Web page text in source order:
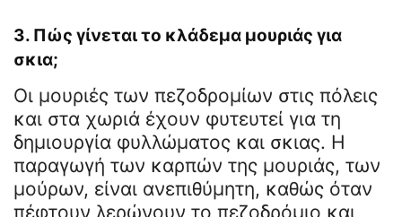
3. Πώς γίνεται το κλάδεμα μουριάς για
σκια;
Οι μουριές των πεζοδρομίων στις πόλεις
και στα χωριά έχουν φυτευτεί για τη
δημιουργία φυλλώματος και σκιας. Η
παραγωγή των καρπών της μουριάς, των
μούρων, είναι ανεπιθύμητη, καθώς όταν
πέφτουν λερώνουν το πεζοδρόμιο και